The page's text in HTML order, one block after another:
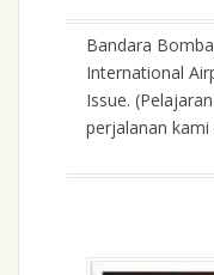
Bandara
International
Issue.
perjalanan kami